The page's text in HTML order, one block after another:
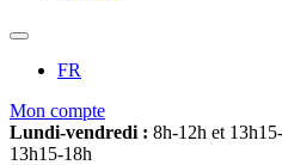
FR
Mon compte
Lundi-vendredi : 8h-12h et
13h15-18h